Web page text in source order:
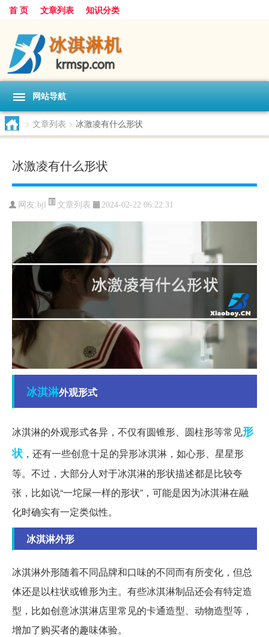
首 页 文章列表 知识分类
网站导航
> 文章列表 > 冰激凌有什么形状
冰激凌有什么形状
网友:bjl 文章列表 2024-02-22 06:22:31
冰淇淋外观形式
冰淇淋的外观形式各异，不仅有圆锥形、圆柱形等常见形
状 ，还有一些创意十足的异形冰淇淋，如心形、星星形
等。不过，大部分人对于冰淇淋的形状描述都是比较夸
张，比如说“一坨屎一样的形状”，可能是因为冰淇淋在融
化时确实有一定类似性。
冰淇淋外形
冰淇淋外形随着不同品牌和口味的不同而有所变化，但总
体还是以柱状或锥形为主。有些冰淇淋制品还会有特定造
型，比如创意冰淇淋店里常见的卡通造型、动物造型等，
增加了购买者的趣味体验。